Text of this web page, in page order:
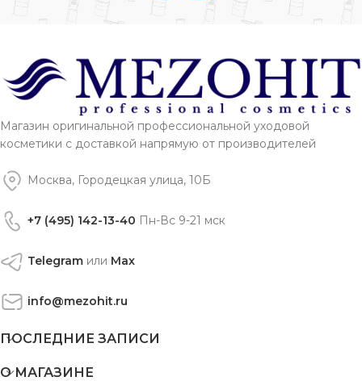
Магазин оригинальной профессиональной уходовой
косметики с доставкой напрямую от производителей
Москва, Городецкая улица, 10Б
+7 (495) 142-13-40 Пн-Вс 9-21 мск
Telegram или Max
info@mezohit.ru
ПОСЛЕДНИЕ ЗАПИСИ
О МАГАЗИНЕ